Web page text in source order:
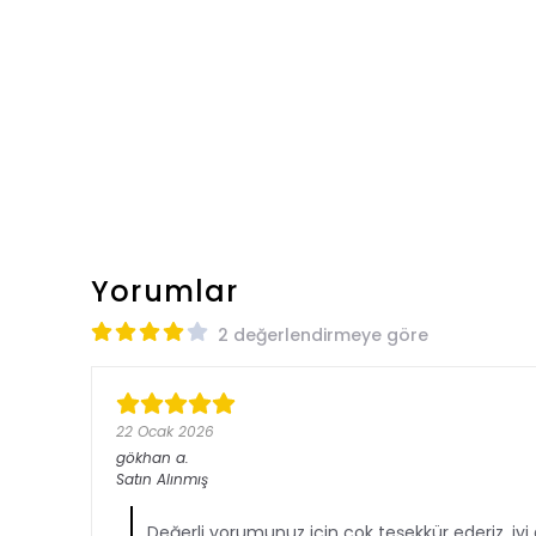
Yorumlar
2 değerlendirmeye göre
22 Ocak 2026
gökhan a.
Satın Alınmış